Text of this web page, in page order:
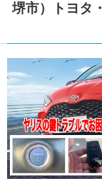
堺市）トヨタ